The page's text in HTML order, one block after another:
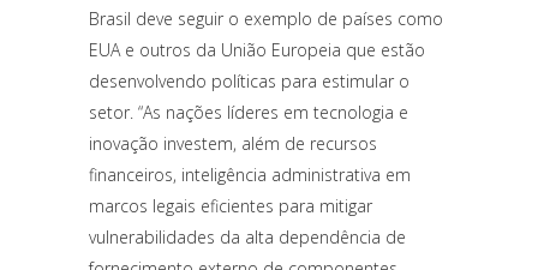
Brasil deve seguir o exemplo de países como
EUA e outros da União Europeia que estão
desenvolvendo políticas para estimular o
setor. “As nações líderes em tecnologia e
inovação investem, além de recursos
financeiros, inteligência administrativa em
marcos legais eficientes para mitigar
vulnerabilidades da alta dependência de